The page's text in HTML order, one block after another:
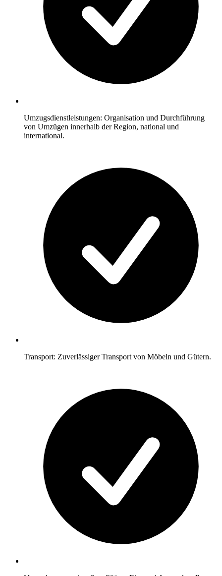
Umzugsdienstleistungen: Organisation und Durchführung
von Umzügen innerhalb der Region, national und
international.
Transport: Zuverlässiger Transport von Möbeln und Gütern.